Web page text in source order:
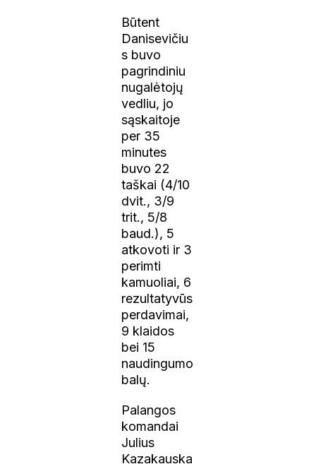
Būtent
Danisevičiu
s buvo
pagrindiniu
nugalėtojų
vedliu, jo
sąskaitoje
per 35
minutes
buvo 22
taškai (4/10
dvit., 3/9
trit., 5/8
baud.), 5
atkovoti ir 3
perimti
kamuoliai, 6
rezultatyvūs
perdavimai,
9 klaidos
bei 15
naudingumo
balų.
Palangos
komandai
Julius
Kazakauska